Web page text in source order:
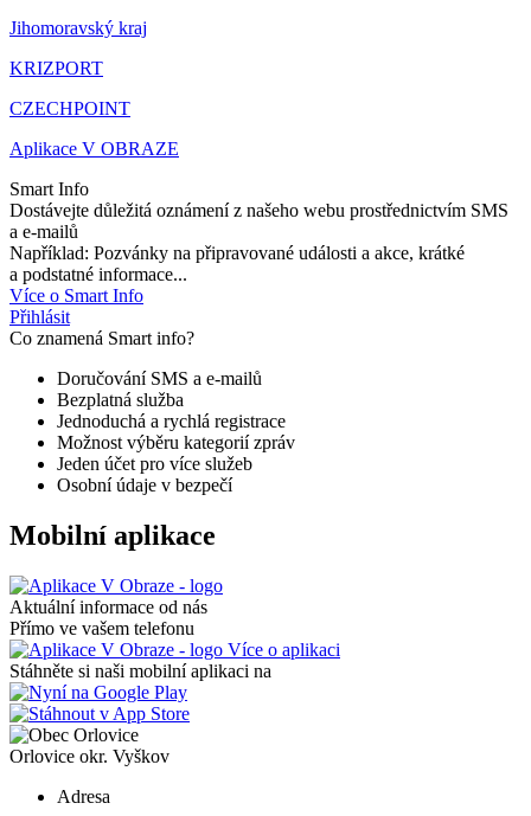
Jihomoravský kraj
KRIZPORT
CZECHPOINT
Aplikace V OBRAZE
Smart Info
Dostávejte důležitá oznámení z našeho webu prostřednictvím SMS
a e-mailů
Například: Pozvánky na připravované události a akce, krátké
a podstatné informace...
Více o Smart Info
Přihlásit
Co znamená Smart info?
Doručování SMS a e-mailů
Bezplatná služba
Jednoduchá a rychlá registrace
Možnost výběru kategorií zpráv
Jeden účet pro více služeb
Osobní údaje v bezpečí
Mobilní aplikace
Aktuální informace od nás
Přímo ve vašem telefonu
Více o aplikaci
Stáhněte si naši mobilní aplikaci na
Orlovice okr. Vyškov
Adresa